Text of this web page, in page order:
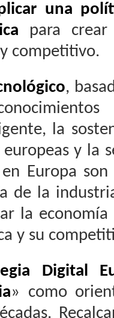
una
para
competitivo.
,
la
y la
Europa
de la
la
y su
Digital
» como